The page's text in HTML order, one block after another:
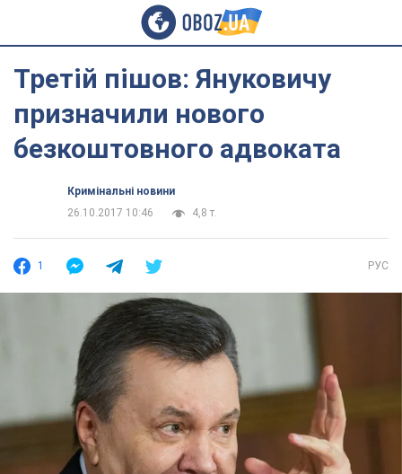
Третій пішов: Януковичу
призначили нового
безкоштовного адвоката
Кримінальні новини
26.10.2017 10:46
4,8 т.
1 РУС